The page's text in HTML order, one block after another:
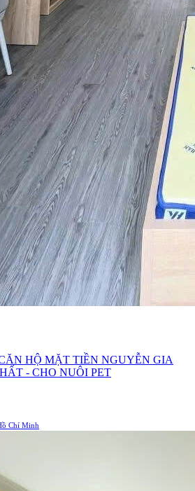
HỘ MẶT TIỀN NGUYỄN GIA
- CHO NUÔI PET
Chí Minh